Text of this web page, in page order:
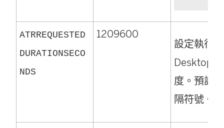
ATRREQUESTED
DURATIONSECO
NDS
1209600
設定執行
Desktop
度。預設
隔符號。